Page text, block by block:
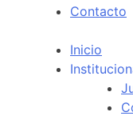
Contacto
Inicio